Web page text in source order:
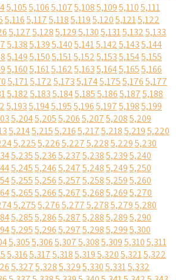
5,1055,1065,1075,1085,1095,1105,111
5,1165,1175,1185,1195,1205,1215,122
5,1275,1285,1295,1305,1315,1325,133
5,1385,1395,1405,1415,1425,1435,144
5,1495,1505,1515,1525,1535,1545,155
5,1605,1615,1625,1635,1645,1655,166
5,1715,1725,1735,1745,1755,1765,177
5,1825,1835,1845,1855,1865,1875,188
5,1935,1945,1955,1965,1975,1985,199
5,2045,2055,2065,2075,2085,209
5,2145,2155,2165,2175,2185,2195,220
5,2255,2265,2275,2285,2295,230
5,2355,2365,2375,2385,2395,240
5,2455,2465,2475,2485,2495,250
5,2555,2565,2575,2585,2595,260
5,2655,2665,2675,2685,2695,270
5,2755,2765,2775,2785,2795,280
5,2855,2865,2875,2885,2895,290
5,2955,2965,2975,2985,2995,300
5,3055,3065,3075,3085,3095,3105,311
5,3165,3175,3185,3195,3205,3215,322
5,3275,3285,3295,3305,3315,332